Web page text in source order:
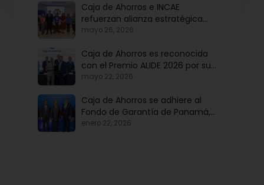
Caja de Ahorros e INCAE
refuerzan alianza estratégica
para potenciar el talento y la
mayo 26, 2026
Caja de Ahorros es reconocida
con el Premio ALIDE 2026 por su
Programa de Educación
mayo 22, 2026
Caja de Ahorros se adhiere al
Fondo de Garantía de Panamá,
iniciativa articulada por Banco
enero 22, 2026